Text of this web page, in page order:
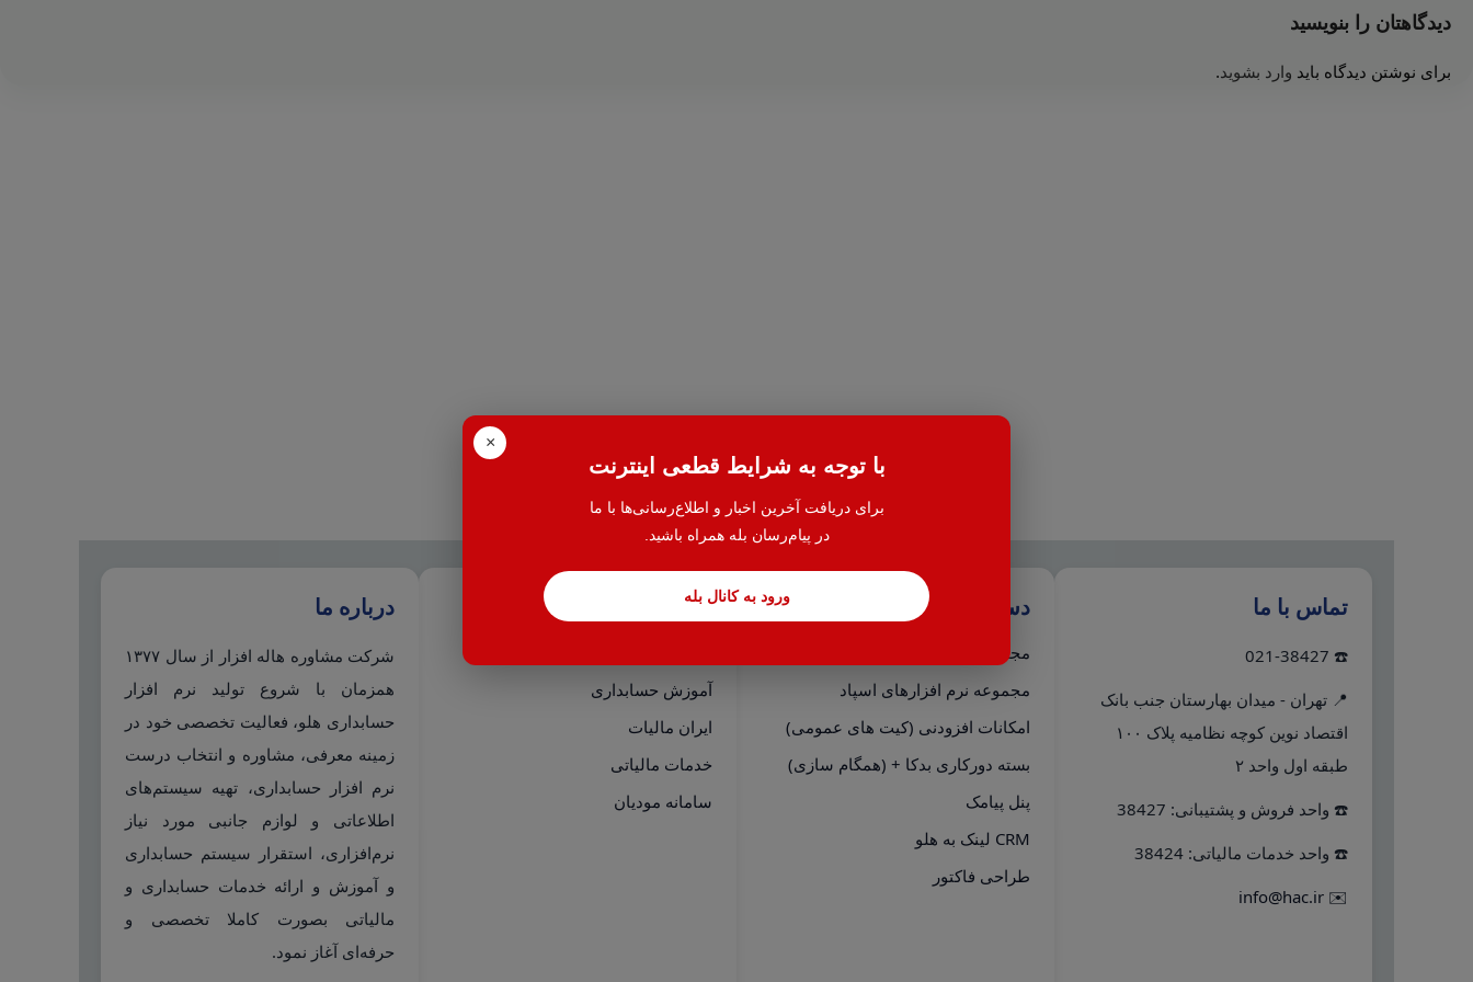
×
با توجه به شرایط قطعی اینترنت
برای دریافت آخرین اخبار و اطلاع‌رسانی‌ها با ما
در پیام‌رسان بله همراه باشید.
ورود به کانال بله
دیدگاهتان را بنویسید
برای نوشتن دیدگاه باید وارد بشوید .
تماس با ما
☎️ 021-38427
📍 تهران - میدان بهارستان جنب بانک
اقتصاد نوین کوچه نظامیه پلاک ۱۰۰
طبقه اول واحد ۲
☎️ واحد فروش و پشتیبانی: 38427
☎️ واحد خدمات مالیاتی: 38424
✉️
info@hac.ir
دسترسی سریع
مجموعه نرم افزارهای هلو
مجموعه نرم افزارهای اسپاد
امکانات افزودنی (کیت های عمومی)
بسته دورکاری بدکا + (همگام سازی)
پنل پیامک
CRM لینک به هلو
طراحی فاکتور
خدمات
آموزش حسابداری
ایران مالیات
خدمات مالیاتی
سامانه مودیان
درباره ما
شرکت مشاوره هاله افزار از سال ۱۳۷۷
همزمان با شروع تولید نرم افزار
حسابداری هلو، فعالیت تخصصی خود در
زمینه معرفی، مشاوره و انتخاب درست
نرم افزار حسابداری، تهیه سیستم‌های
اطلاعاتی و لوازم جانبی مورد نیاز
نرم‌افزاری، استقرار سیستم حسابداری
و آموزش و ارائه خدمات حسابداری و
مالیاتی بصورت کاملا تخصصی و
حرفه‌ای آغاز نمود.